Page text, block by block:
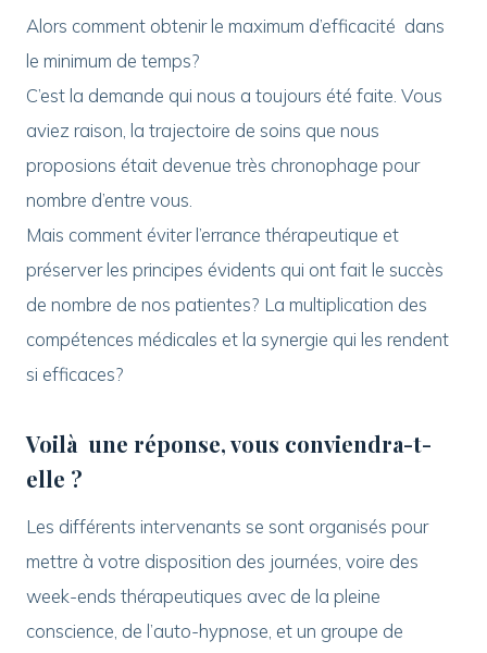
Alors comment obtenir le maximum d’efficacité dans
le minimum de temps?
C’est la demande qui nous a toujours été faite. Vous
aviez raison, la trajectoire de soins que nous
proposions était devenue très chronophage pour
nombre d’entre vous.
Mais comment éviter l’errance thérapeutique et
préserver les principes évidents qui ont fait le succès
de nombre de nos patientes? La multiplication des
compétences médicales et la synergie qui les rendent
si efficaces?
Voilà une réponse, vous conviendra-t-
elle ?
Les différents intervenants se sont organisés pour
mettre à votre disposition des journées, voire des
week-ends thérapeutiques avec de la pleine
conscience, de l’auto-hypnose, et un groupe de